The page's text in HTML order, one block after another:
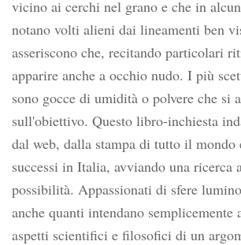
vicino ai cerchi nel grano e che in
notano volti alieni dai lineamenti ben
asseriscono che, recitando particolari
apparire anche a occhio nudo. I più
sono gocce di umidità o polvere che si
sull'obiettivo. Questo libro-inchiesta
dal web, dalla stampa di tutto il mondo
successi in Italia, avviando una ricerca
possibilità. Appassionati di sfere
anche quanti intendano
aspetti scientifici e filosofici di un